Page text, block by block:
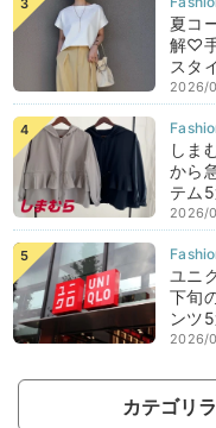
夏コ
解♡
スタ
2026/
しま
から
テム
2026/
ユニ
下旬
ンツ
2026/
カテゴリ